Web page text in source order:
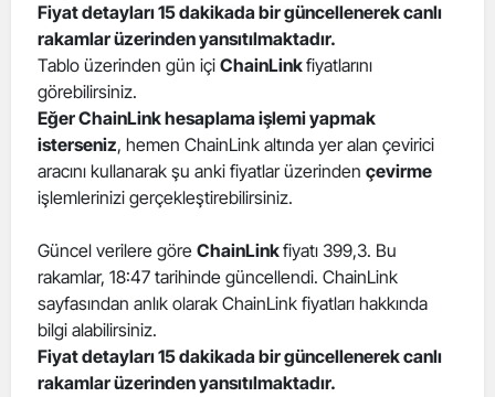
Fiyat detayları 15 dakikada bir güncellenerek canlı
rakamlar üzerinden yansıtılmaktadır.
Tablo üzerinden gün içi ChainLinkfiyatlarını
görebilirsiniz.
Eğer ChainLink hesaplama işlemi yapmak
isterseniz, hemen ChainLink altında yer alan çevirici
aracını kullanarak şu anki fiyatlar üzerinden çevirme
işlemlerinizi gerçekleştirebilirsiniz.
Güncel verilere göre ChainLinkfiyatı 399,3. Bu
rakamlar, 18:47 tarihinde güncellendi. ChainLink
sayfasından anlık olarak ChainLink fiyatları hakkında
bilgi alabilirsiniz.
Fiyat detayları 15 dakikada bir güncellenerek canlı
rakamlar üzerinden yansıtılmaktadır.